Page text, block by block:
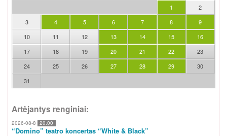
1
2
3
4 5 6 7 8
9
10
11 12 13 14 15
16
17
18 19 20 21 22
23
24
25 26 27 28 29
30
31
Artėjantys renginiai:
2026-08-8 20:00
“Domino” teatro koncertas “White & Black”